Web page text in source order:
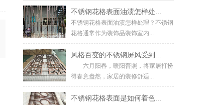
不锈钢花格表面油渍怎样处...
不锈钢花格表面油渍怎样处理？不锈钢
花格通常作为装饰品装饰室内...
风格百变的不锈钢屏风受到...
六月阳春，暖阳普照，将家居打扮
得春意盎然，家居的装修舒适...
不锈钢花格表面是如何着色...